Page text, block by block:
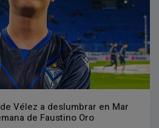
Vélez a deslumbrar en Mar
de Faustino Oro